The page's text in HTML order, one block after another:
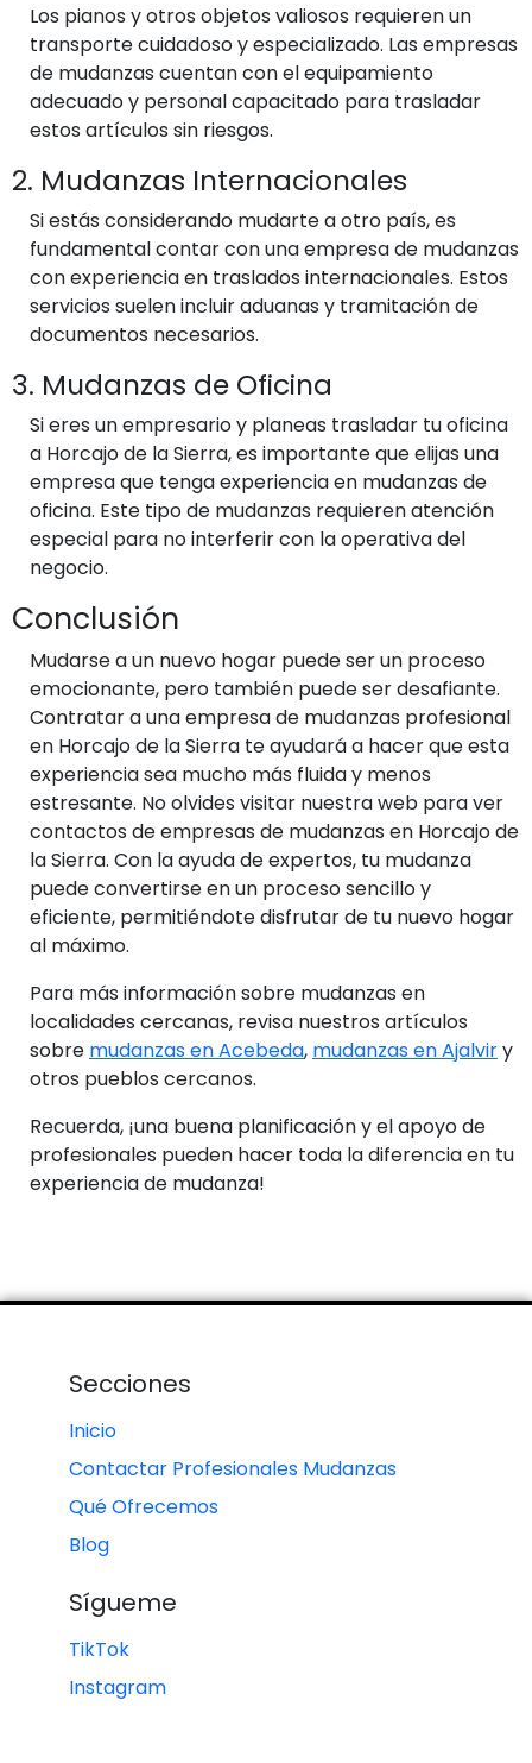
Los pianos y otros objetos valiosos requieren un
transporte cuidadoso y especializado. Las empresas
de mudanzas cuentan con el equipamiento
adecuado y personal capacitado para trasladar
estos artículos sin riesgos.
2. Mudanzas Internacionales
Si estás considerando mudarte a otro país, es
fundamental contar con una empresa de mudanzas
con experiencia en traslados internacionales. Estos
servicios suelen incluir aduanas y tramitación de
documentos necesarios.
3. Mudanzas de Oficina
Si eres un empresario y planeas trasladar tu oficina
a Horcajo de la Sierra, es importante que elijas una
empresa que tenga experiencia en mudanzas de
oficina. Este tipo de mudanzas requieren atención
especial para no interferir con la operativa del
negocio.
Conclusión
Mudarse a un nuevo hogar puede ser un proceso
emocionante, pero también puede ser desafiante.
Contratar a una empresa de mudanzas profesional
en Horcajo de la Sierra te ayudará a hacer que esta
experiencia sea mucho más fluida y menos
estresante. No olvides visitar nuestra web para ver
contactos de empresas de mudanzas en Horcajo de
la Sierra. Con la ayuda de expertos, tu mudanza
puede convertirse en un proceso sencillo y
eficiente, permitiéndote disfrutar de tu nuevo hogar
al máximo.
Para más información sobre mudanzas en
localidades cercanas, revisa nuestros artículos
sobre mudanzas en Acebeda, mudanzas en Ajalviry
otros pueblos cercanos.
Recuerda, ¡una buena planificación y el apoyo de
profesionales pueden hacer toda la diferencia en tu
experiencia de mudanza!
Secciones
Inicio
Contactar Profesionales Mudanzas
Qué Ofrecemos
Blog
Sígueme
TikTok
Instagram